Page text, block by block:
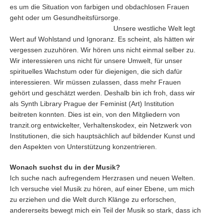
es um die Situation von farbigen und obdachlosen Frauen
geht oder um Gesundheitsfürsorge.
Unsere westliche Welt legt
Wert auf Wohlstand und Ignoranz. Es scheint, als hätten wir
vergessen zuzuhören. Wir hören uns nicht einmal selber zu.
Wir interessieren uns nicht für unsere Umwelt, für unser
spirituelles Wachstum oder für diejenigen, die sich dafür
interessieren. Wir müssen zulassen, dass mehr Frauen
gehört und geschätzt werden. Deshalb bin ich froh, dass wir
als Synth Library Prague der Feminist (Art) Institution
beitreten konnten. Dies ist ein, von den Mitgliedern von
tranzit.org entwickelter, Verhaltenskodex, ein Netzwerk von
Institutionen, die sich hauptsächlich auf bildender Kunst und
den Aspekten von Unterstützung konzentrieren.
Wonach suchst du in der Musik?
Ich suche nach aufregendem Herzrasen und neuen Welten.
Ich versuche viel Musik zu hören, auf einer Ebene, um mich
zu erziehen und die Welt durch Klänge zu erforschen,
andererseits bewegt mich ein Teil der Musik so stark, dass ich